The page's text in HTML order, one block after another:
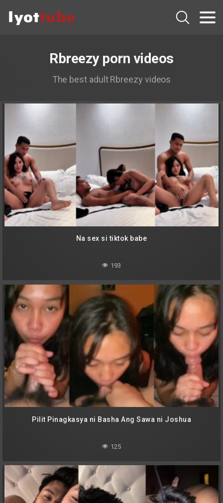
Rbreezy porn videos
The best adult Rbreezy videos
Na sex si tiktok babe
193
Pilit Pinagkasya ni Basha Ang Sawa ni Joshua
125